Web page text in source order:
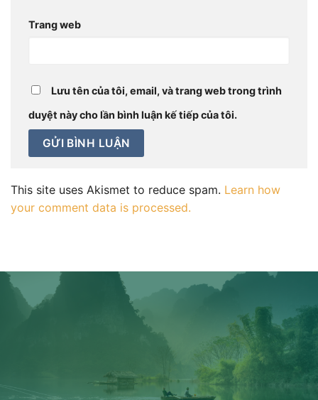
Trang web
Lưu tên của tôi, email, và trang web trong trình
duyệt này cho lần bình luận kế tiếp của tôi.
This site uses Akismet to reduce spam. Learn how
your comment data is processed.